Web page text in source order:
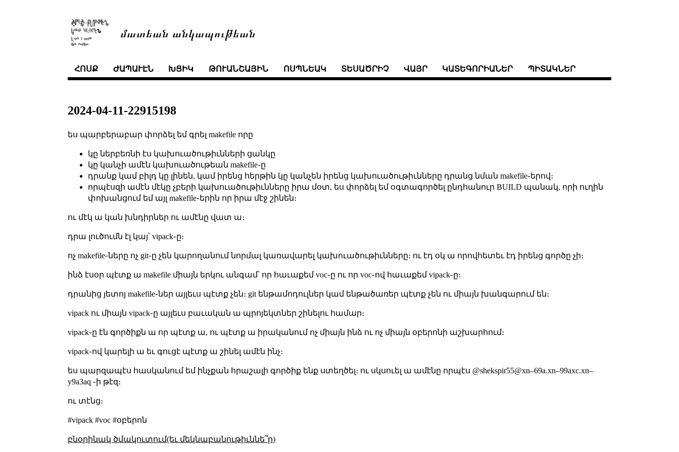
մատեան անկապութեան
ՀՈՍՔ ԺԱՊԱՒԷՆ ԽՑԻԿ ԹՈՒԱՆՇԱՅԻՆ ՈՍՊՆԵԱԿ ՏԵՍԱԾՐԻՉ ՎԱՅՐ ԿԱՏԵԳՈՐԻԱՆԵՐ ՊԻՏԱԿՆԵՐ
2024-04-11-22915198
ես պարբերաբար փորձել եմ գրել makefile որը
կը ներբեռնի էս կախուածութիւնների ցանկը
կը կանչի ամէն կախուածութեան makefile֊ը
դրանք կամ բիլդ կը լինեն, կամ իրենց հերթին կը կանչեն իրենց կախուածութիւնները դրանց նման makefile֊երով։
որպէսզի ամէն մէկը չբերի կախուածութիւնները իրա մօտ, ես փորձել եմ օգտագործել ընդհանուր BUILD պանակ, որի ուղին
փոխանցում եմ այլ makefile֊երին որ իրա մէջ շինեն։
ու մէկ ա կան խնդիրներ ու ամէնը վատ ա։
դրա լուծումն էլ կայ՝ vipack֊ը։
ոչ makefile֊ները ոչ git֊ը չեն կարողանում նորմալ կառավարել կախուածութիւնները։ ու էդ օկ ա որովհետեւ էդ իրենց գործը չի։
ինձ էսօր պէտք ա makefile միայն երկու անգամ՝ որ հաւաքեմ voc֊ը ու որ voc֊ով հաւաքեմ vipack֊ը։
դրանից յետոյ makefile֊ներ այլեւս պէտք չեն։ git ենթամոդուլներ կամ ենթածառեր պէտք չեն ու միայն խանգարում են։
vipack ու միայն vipack֊ը այլեւս բաւական ա պրոյեկտներ շինելու համար։
vipack֊ը էն գործիքն ա որ պէտք ա, ու պէտք ա իրականում ոչ միայն ինձ ու ոչ միայն օբերոնի աշխարհում։
vipack֊ով կարելի ա եւ գուցէ պէտք ա շինել ամէն ինչ։
ես պարզապէս հասկանում եմ ինչքան հրաշալի գործիք ենք ստեղծել։ ու սկսուել ա ամէնը որպէս @shekspir55@xn–69a.xn–99axc.xn–
y9a3aq ֊ի թէզ։
ու տէնց։
#vipack #voc #օբերոն
բնօրինակ ծմակուտում(եւ մեկնաբանութիւննե՞ր)